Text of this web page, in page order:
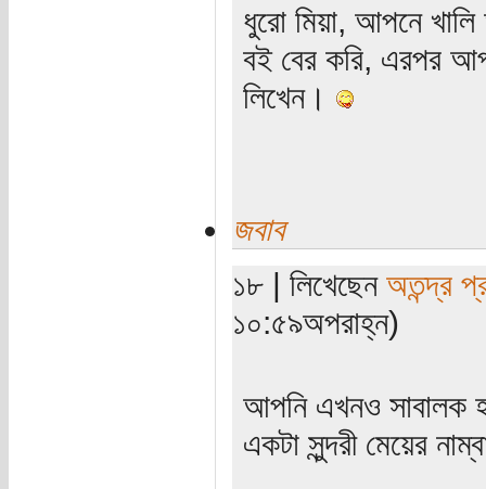
ধুরো মিয়া, আপনে
বই বের করি, এরপর
লিখেন।
জবাব
১৮ | লিখেছেন অতন্দ্র
১০:৫৯অপরাহ্ন)
আপনি এখনও সাবালক
একটা সুন্দরী মেয়ের